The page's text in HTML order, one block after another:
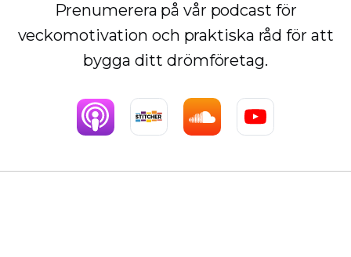
Prenumerera på vår podcast för
veckomotivation och praktiska råd för att
bygga ditt drömföretag.